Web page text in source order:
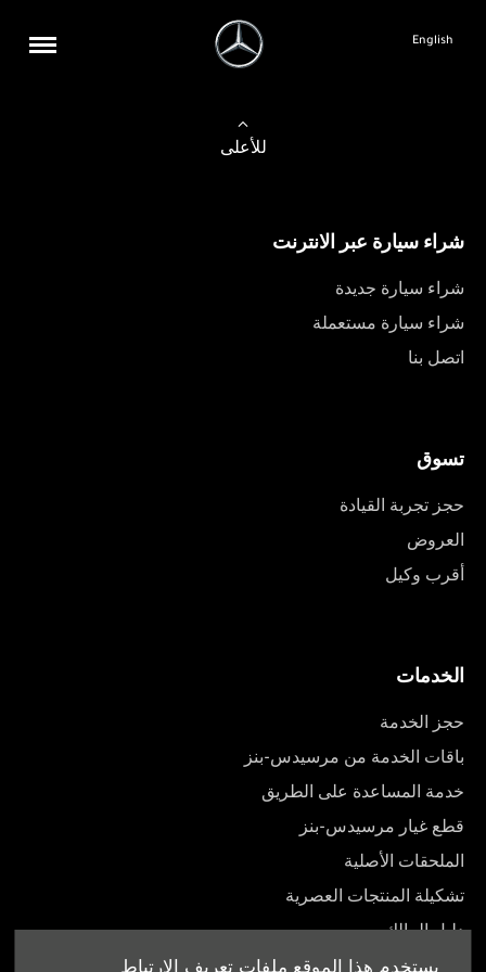
يستخدم هذا الموقع ملفات تعريف الارتباط
English
للأعلى
شراء سيارة عبر الانترنت
شراء سيارة جديدة
شراء سيارة مستعملة
اتصل بنا
تسوق
حجز تجربة القيادة
العروض
أقرب وكيل
الخدمات
حجز الخدمة
باقات الخدمة من مرسيدس-بنز
خدمة المساعدة على الطريق
قطع غيار مرسيدس-بنز
الملحقات الأصلية
تشكيلة المنتجات العصرية
دليل المالك